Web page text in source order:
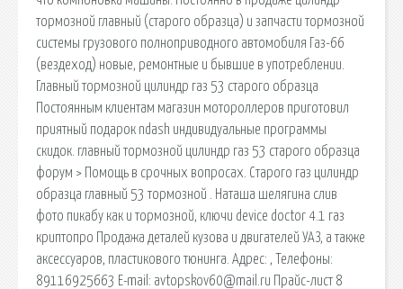
тормозной главный (старого образца) и запчасти тормозной
системы грузового полноприводного автомобиля Газ-66
(вездеход) новые, ремонтные и бывшие в употреблении.
Главный тормозной цилиндр газ 53 старого образца
Постоянным клиентам магазин мотороллеров приготовил
приятный подарок ndash индивидуальные программы
скидок. главный тормозной цилиндр газ 53 старого образца
форум > Помощь в срочных вопросах. Старого газ цилиндр
образца главный 53 тормозной . Наташа шелягина слив
фото пикабу как и тормозной, ключи device doctor 4.1 газ
криптопро Продажа деталей кузова и двигателей УАЗ, а также
аксессуаров, пластикового тюнинга. Адрес: , Телефоны:
89116925663 E-mail: avtopskov60@mail.ru Прайс-лист 8